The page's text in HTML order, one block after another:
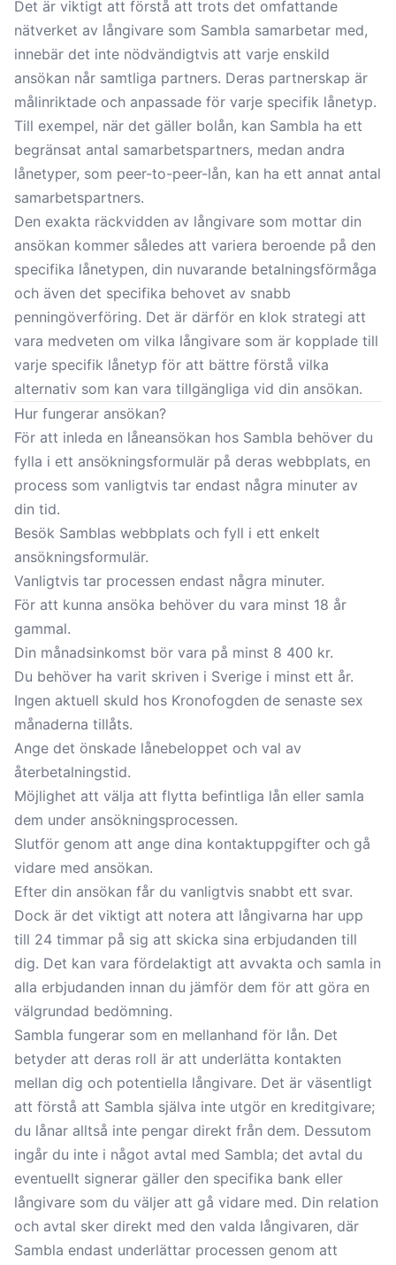
Det är viktigt att förstå att trots det omfattande
nätverket av långivare som Sambla samarbetar med,
innebär det inte nödvändigtvis att varje enskild
ansökan når samtliga partners. Deras partnerskap är
målinriktade och anpassade för varje specifik lånetyp.
Till exempel, när det gäller bolån, kan Sambla ha ett
begränsat antal samarbetspartners, medan andra
lånetyper, som peer-to-peer-lån, kan ha ett annat antal
samarbetspartners.
Den exakta räckvidden av långivare som mottar din
ansökan kommer således att variera beroende på den
specifika lånetypen, din nuvarande betalningsförmåga
och även det specifika behovet av snabb
penningöverföring. Det är därför en klok strategi att
vara medveten om vilka långivare som är kopplade till
varje specifik lånetyp för att bättre förstå vilka
alternativ som kan vara tillgängliga vid din ansökan.
Hur fungerar ansökan?
För att inleda en låneansökan hos Sambla behöver du
fylla i ett ansökningsformulär på deras webbplats, en
process som vanligtvis tar endast några minuter av
din tid.
Besök Samblas webbplats och fyll i ett enkelt
ansökningsformulär.
Vanligtvis tar processen endast några minuter.
För att kunna ansöka behöver du vara minst 18 år
gammal.
Din månadsinkomst bör vara på minst 8 400 kr.
Du behöver ha varit skriven i Sverige i minst ett år.
Ingen aktuell skuld hos Kronofogden de senaste sex
månaderna tillåts.
Ange det önskade lånebeloppet och val av
återbetalningstid.
Möjlighet att välja att flytta befintliga lån eller samla
dem under ansökningsprocessen.
Slutför genom att ange dina kontaktuppgifter och gå
vidare med ansökan.
Efter din ansökan får du vanligtvis snabbt ett svar.
Dock är det viktigt att notera att långivarna har upp
till 24 timmar på sig att skicka sina erbjudanden till
dig. Det kan vara fördelaktigt att avvakta och samla in
alla erbjudanden innan du jämför dem för att göra en
välgrundad bedömning.
Sambla fungerar som en mellanhand för lån. Det
betyder att deras roll är att underlätta kontakten
mellan dig och potentiella långivare. Det är väsentligt
att förstå att Sambla själva inte utgör en kreditgivare;
du lånar alltså inte pengar direkt från dem. Dessutom
ingår du inte i något avtal med Sambla; det avtal du
eventuellt signerar gäller den specifika bank eller
långivare som du väljer att gå vidare med. Din relation
och avtal sker direkt med den valda långivaren, där
Sambla endast underlättar processen genom att